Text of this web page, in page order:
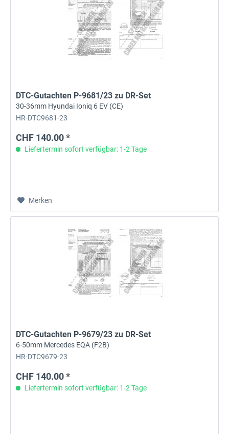
DTC-Gutachten P-9681/23 zu DR-Set
30-36mm Hyundai Ioniq 6 EV (CE)
HR-DTC9681-23
CHF 140.00 *
Liefertermin sofort verfügbar: 1-2 Tage
Merken
DTC-Gutachten P-9679/23 zu DR-Set
6-50mm Mercedes EQA (F2B)
HR-DTC9679-23
CHF 140.00 *
Liefertermin sofort verfügbar: 1-2 Tage